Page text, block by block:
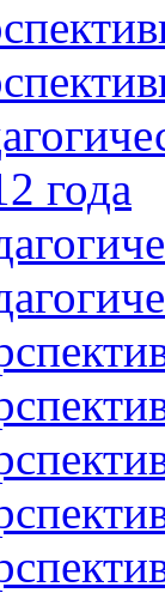
года